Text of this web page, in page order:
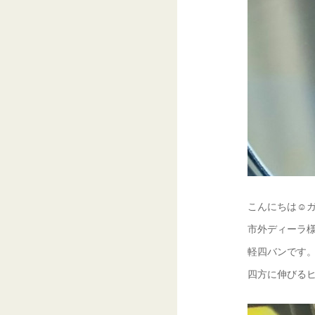
こんにちは☺
市外ディーラ
軽四バンです
四方に伸びる